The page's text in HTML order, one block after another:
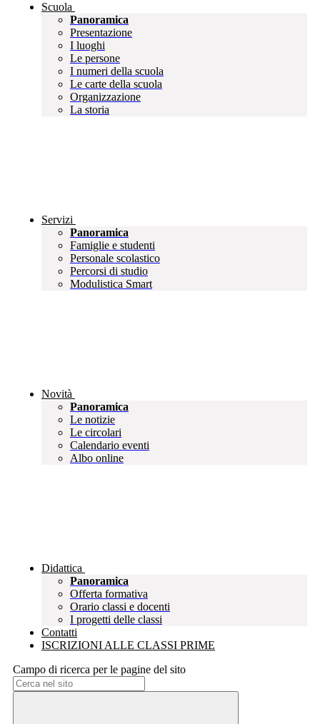
Scuola
Panoramica
Presentazione
I luoghi
Le persone
I numeri della scuola
Le carte della scuola
Organizzazione
La storia
Servizi
Panoramica
Famiglie e studenti
Personale scolastico
Percorsi di studio
Modulistica Smart
Novità
Panoramica
Le notizie
Le circolari
Calendario eventi
Albo online
Didattica
Panoramica
Offerta formativa
Orario classi e docenti
I progetti delle classi
Contatti
ISCRIZIONI ALLE CLASSI PRIME
Campo di ricerca per le pagine del sito